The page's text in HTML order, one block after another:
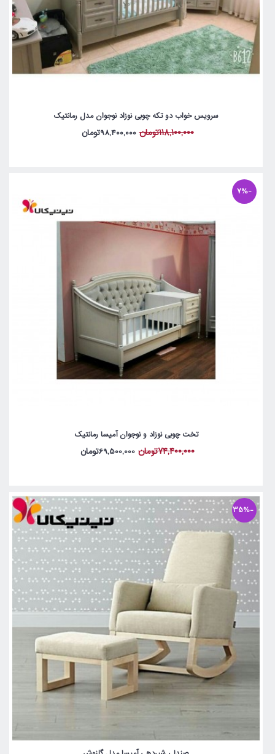
سرویس خواب دو تکه چوبی نوزاد نوجوان مدل رمانتیک
118,100,000تومان 98,400,000تومان
-7%
تخت چوبی نوزاد و نوجوان آمیسا رمانتیک
74,400,000تومان 69,500,000تومان
-35%